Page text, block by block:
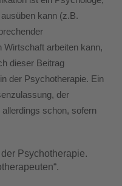
kann (z.B.
Wirtschaft arbeiten kann,
dieser Beitrag
der Psychotherapie. Ein
der
schon, sofern
Psychotherapie.